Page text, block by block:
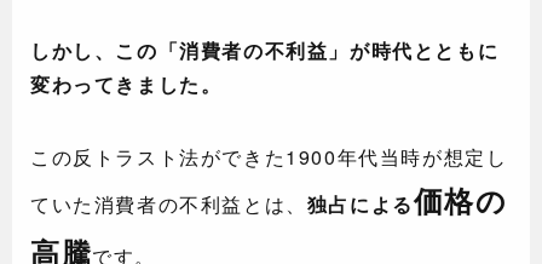
しかし、この「消費者の不利益」が時代とともに
変わってきました。
この反トラスト法ができた1900年代当時が想定し
ていた消費者の不利益とは、 独占による価格の
高騰です。